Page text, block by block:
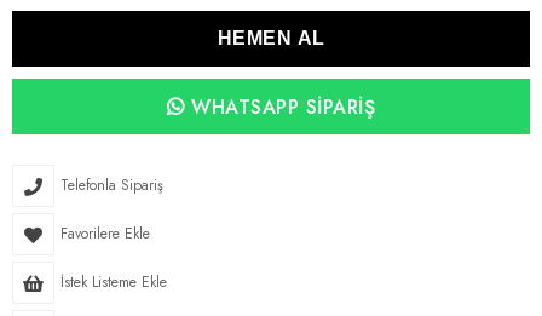
WHATSAPP SIPARIŞ
Telefonla Sipariş
Favorilere Ekle
İstek Listeme Ekle